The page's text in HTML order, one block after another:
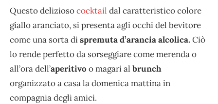
Questo deliziosococktail dal caratteristico colore
giallo aranciato, si presenta agli occhi del bevitore
come una sorta dispremuta d’arancia alcolica. Ciò
lo rende perfetto da sorseggiare come merenda o
all’ora dell’aperitivo o magari al brunch
organizzato a casa la domenica mattina in
compagnia degli amici.